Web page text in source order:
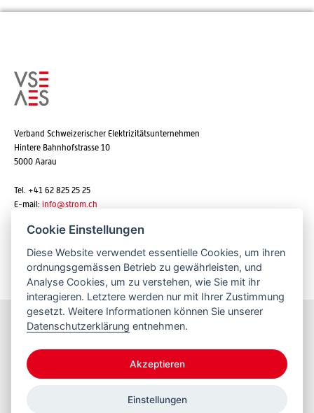
Verband Schweizerischer Elektrizitätsunternehmen
Hintere Bahnhofstrasse 10
5000 Aarau
Tel. +41 62 825 25 25
E-mail: info@strom.ch
Newsletter abonnieren
Bleiben Sie informiert
© 2026 VSE
Cookie Einstellungen
Diese Website verwendet essentielle Cookies, um ihren
ordnungsgemässen Betrieb zu gewährleisten, und
Analyse Cookies, um zu verstehen, wie Sie mit ihr
interagieren. Letztere werden nur mit Ihrer Zustimmung
gesetzt. Weitere Informationen können Sie unserer
Datenschutzerklärung entnehmen.
Akzeptieren
Einstellungen